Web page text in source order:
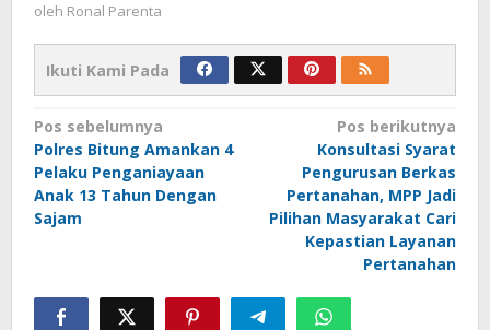
oleh Ronal Parenta
Ikuti Kami Pada
Navigasi
pos
Pos sebelumnya
Polres Bitung Amankan 4
Pelaku Penganiayaan
Anak 13 Tahun Dengan
Sajam
Pos berikutnya
Konsultasi Syarat
Pengurusan Berkas
Pertanahan, MPP Jadi
Pilihan Masyarakat Cari
Kepastian Layanan
Pertanahan